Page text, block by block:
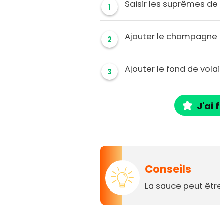
1 Saisir les suprêmes
2 Ajouter le champagne
3 Ajouter le fond de
J'ai
Conseils
La sauce peut